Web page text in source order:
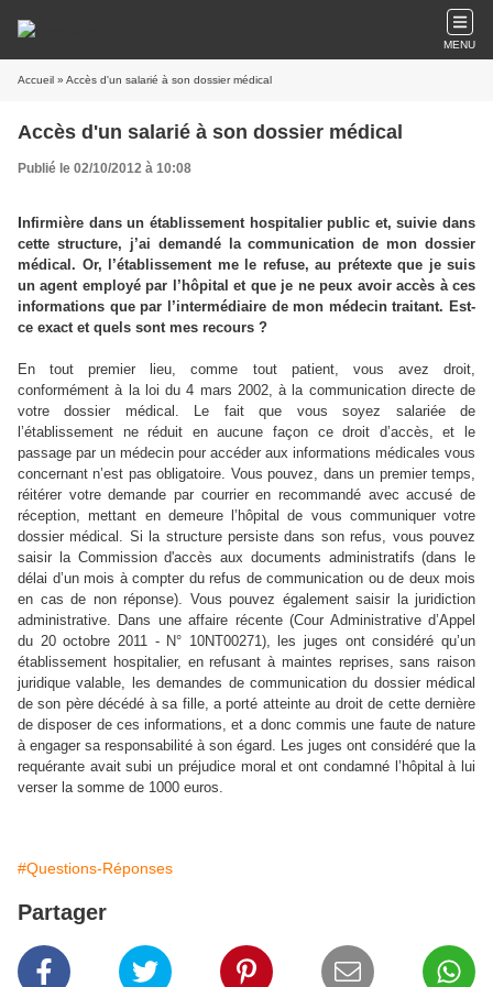
MENU
Accueil » Accès d'un salarié à son dossier médical
Accès d'un salarié à son dossier médical
Publié le 02/10/2012 à 10:08
Infirmière dans un établissement hospitalier public et, suivie dans
cette structure, j’ai demandé la communication de mon dossier
médical. Or, l’établissement me le refuse, au prétexte que je suis
un agent employé par l’hôpital et que je ne peux avoir accès à ces
informations que par l’intermédiaire de mon médecin traitant. Est-
ce exact et quels sont mes recours ?
En tout premier lieu, comme tout patient, vous avez droit,
conformément à la loi du 4 mars 2002, à la communication directe de
votre dossier médical. Le fait que vous soyez salariée de
l’établissement ne réduit en aucune façon ce droit d’accès, et le
passage par un médecin pour accéder aux informations médicales vous
concernant n’est pas obligatoire. Vous pouvez, dans un premier temps,
réitérer votre demande par courrier en recommandé avec accusé de
réception, mettant en demeure l’hôpital de vous communiquer votre
dossier médical. Si la structure persiste dans son refus, vous pouvez
saisir la Commission d'accès aux documents administratifs (dans le
délai d’un mois à compter du refus de communication ou de deux mois
en cas de non réponse). Vous pouvez également saisir la juridiction
administrative. Dans une affaire récente (Cour Administrative d’Appel
du 20 octobre 2011 - N° 10NT00271), les juges ont considéré qu’un
établissement hospitalier, en refusant à maintes reprises, sans raison
juridique valable, les demandes de communication du dossier médical
de son père décédé à sa fille, a porté atteinte au droit de cette dernière
de disposer de ces informations, et a donc commis une faute de nature
à engager sa responsabilité à son égard. Les juges ont considéré que la
requérante avait subi un préjudice moral et ont condamné l’hôpital à lui
verser la somme de 1000 euros.
#Questions-Réponses
Partager